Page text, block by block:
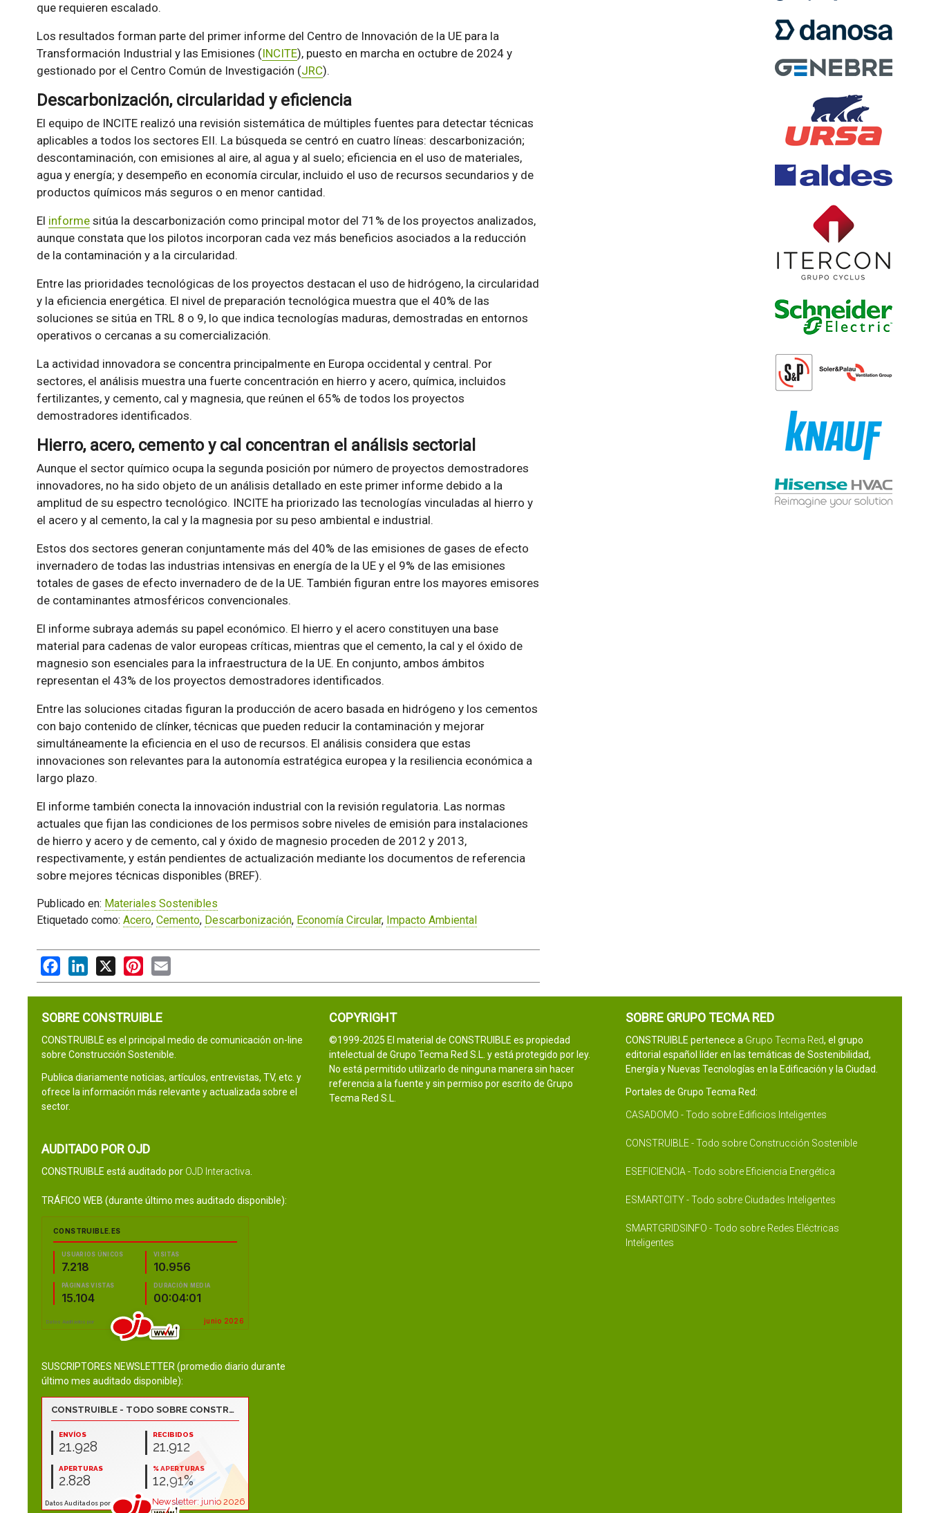
que requieren escalado.
Los resultados forman parte del primer informe del Centro de Innovación de la UE para la
Transformación Industrial y las Emisiones (INCITE), puesto en marcha en octubre de 2024 y
gestionado por el Centro Común de Investigación (JRC).
Descarbonización, circularidad y eficiencia
El equipo de INCITE realizó una revisión sistemática de múltiples fuentes para detectar técnicas
aplicables a todos los sectores EII. La búsqueda se centró en cuatro líneas: descarbonización;
descontaminación, con emisiones al aire, al agua y al suelo; eficiencia en el uso de materiales,
agua y energía; y desempeño en economía circular, incluido el uso de recursos secundarios y de
productos químicos más seguros o en menor cantidad.
El informesitúa la descarbonización como principal motor del 71% de los proyectos analizados,
aunque constata que los pilotos incorporan cada vez más beneficios asociados a la reducción
de la contaminación y a la circularidad.
Entre las prioridades tecnológicas de los proyectos destacan el uso de hidrógeno, la circularidad
y la eficiencia energética. El nivel de preparación tecnológica muestra que el 40% de las
soluciones se sitúa en TRL 8 o 9, lo que indica tecnologías maduras, demostradas en entornos
operativos o cercanas a su comercialización.
La actividad innovadora se concentra principalmente en Europa occidental y central. Por
sectores, el análisis muestra una fuerte concentración en hierro y acero, química, incluidos
fertilizantes, y cemento, cal y magnesia, que reúnen el 65% de todos los proyectos
demostradores identificados.
Hierro, acero, cemento y cal concentran el análisis sectorial
Aunque el sector químico ocupa la segunda posición por número de proyectos demostradores
innovadores, no ha sido objeto de un análisis detallado en este primer informe debido a la
amplitud de su espectro tecnológico. INCITE ha priorizado las tecnologías vinculadas al hierro y
el acero y al cemento, la cal y la magnesia por su peso ambiental e industrial.
Estos dos sectores generan conjuntamente más del 40% de las emisiones de gases de efecto
invernadero de todas las industrias intensivas en energía de la UE y el 9% de las emisiones
totales de gases de efecto invernadero de de la UE. También figuran entre los mayores emisores
de contaminantes atmosféricos convencionales.
El informe subraya además su papel económico. El hierro y el acero constituyen una base
material para cadenas de valor europeas críticas, mientras que el cemento, la cal y el óxido de
magnesio son esenciales para la infraestructura de la UE. En conjunto, ambos ámbitos
representan el 43% de los proyectos demostradores identificados.
Entre las soluciones citadas figuran la producción de acero basada en hidrógeno y los cementos
con bajo contenido de clínker, técnicas que pueden reducir la contaminación y mejorar
simultáneamente la eficiencia en el uso de recursos. El análisis considera que estas
innovaciones son relevantes para la autonomía estratégica europea y la resiliencia económica a
largo plazo.
El informe también conecta la innovación industrial con la revisión regulatoria. Las normas
actuales que fijan las condiciones de los permisos sobre niveles de emisión para instalaciones
de hierro y acero y de cemento, cal y óxido de magnesio proceden de 2012 y 2013,
respectivamente, y están pendientes de actualización mediante los documentos de referencia
sobre mejores técnicas disponibles (BREF).
Publicado en: Materiales Sostenibles
Etiquetado como: Acero, Cemento, Descarbonización, Economía Circular, Impacto Ambiental
FacebookLinkedIn
X PinterestEmail
SOBRE CONSTRUIBLE
CONSTRUIBLE es el principal medio de comunicación on-line
sobre Construcción Sostenible.
Publica diariamente noticias, artículos, entrevistas, TV, etc. y
ofrece la información más relevante y actualizada sobre el
sector.
AUDITADO POR OJD
CONSTRUIBLE está auditado por OJD Interactiva
TRÁFICO WEB (durante último mes auditado disponible):
SUSCRIPTORES NEWSLETTER (promedio diario durante
último mes auditado disponible):
COPYRIGHT
©1999-2025 El material de CONSTRUIBLE es propiedad
intelectual de Grupo Tecma Red S.L. y está protegido por ley.
No está permitido utilizarlo de ninguna manera sin hacer
referencia a la fuente y sin permiso por escrito de Grupo
Tecma Red S.L.
SOBRE GRUPO TECMA RED
CONSTRUIBLE pertenece a Grupo Tecma Red, el grupo
editorial español líder en las temáticas de Sostenibilidad,
Energía y Nuevas Tecnologías en la Edificación y la Ciudad.
Portales de Grupo Tecma Red:
CASADOMO - Todo sobre Edificios Inteligentes
CONSTRUIBLE - Todo sobre Construcción Sostenible
ESEFICIENCIA - Todo sobre Eficiencia Energética
ESMARTCITY - Todo sobre Ciudades Inteligentes
SMARTGRIDSINFO - Todo sobre Redes Eléctricas
Inteligentes